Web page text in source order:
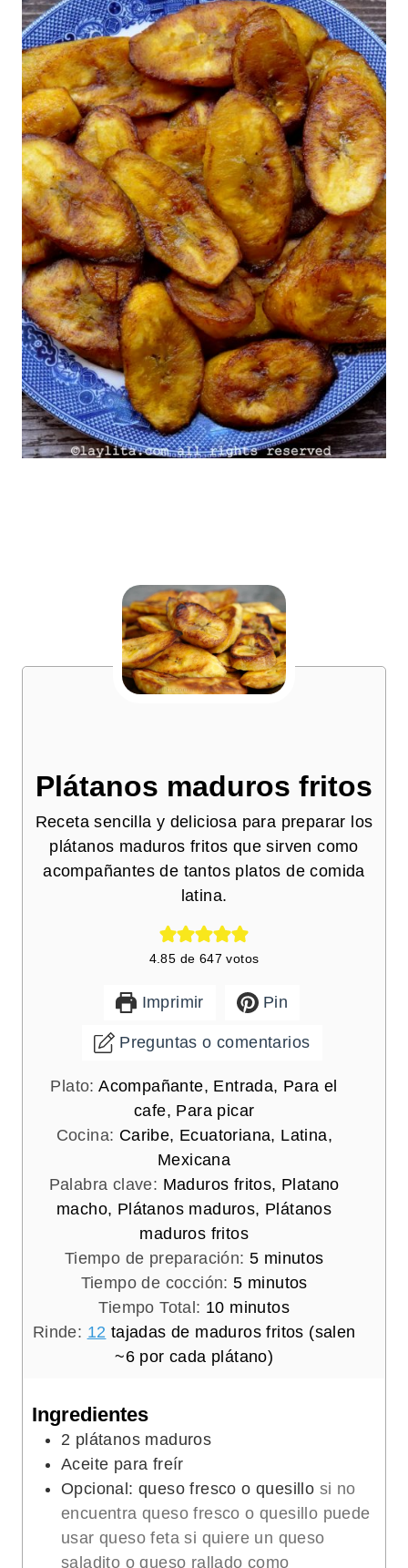
Plátanos maduros fritos
Receta sencilla y deliciosa para preparar los
plátanos maduros fritos que sirven como
acompañantes de tantos platos de comida
latina.
4.85 de 647 votos
Imprimir Pin
Preguntas o comentarios
Plato:Acompañante, Entrada, Para el
cafe, Para picar
Cocina: Caribe, Ecuatoriana, Latina,
Mexicana
Palabra clave: Maduros fritos, Platano
macho, Plátanos maduros, Plátanos
maduros fritos
Tiempo de preparación: 5m
i
n
u
t
minutos
Tiempo de cocción:5m
i
n
u
minutos
Tiempo Total: 10m
i
n
minutos
Rinde: 12 tajadas de maduros fritos (salen
~6 por cada plátano)
Ingredientes
2 plátanos maduros
Aceite para freír
Opcional: queso fresco o quesillo si no
encuentra queso fresco o quesillo puede
usar queso feta si quiere un queso
saladito o queso rallado como